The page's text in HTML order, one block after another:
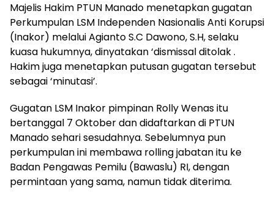
Majelis Hakim PTUN Manado menetapkan gugatan
Perkumpulan LSM Independen Nasionalis Anti Korupsi
(Inakor) melalui Agianto S.C Dawono, S.H, selaku
kuasa hukumnya, dinyatakan ‘dismissal ditolak .
Hakim juga menetapkan putusan gugatan tersebut
sebagai ‘minutasi’.
Gugatan LSM Inakor pimpinan Rolly Wenas itu
bertanggal 7 Oktober dan didaftarkan di PTUN
Manado sehari sesudahnya. Sebelumnya pun
perkumpulan ini membawa rolling jabatan itu ke
Badan Pengawas Pemilu (Bawaslu) RI, dengan
permintaan yang sama, namun tidak diterima.